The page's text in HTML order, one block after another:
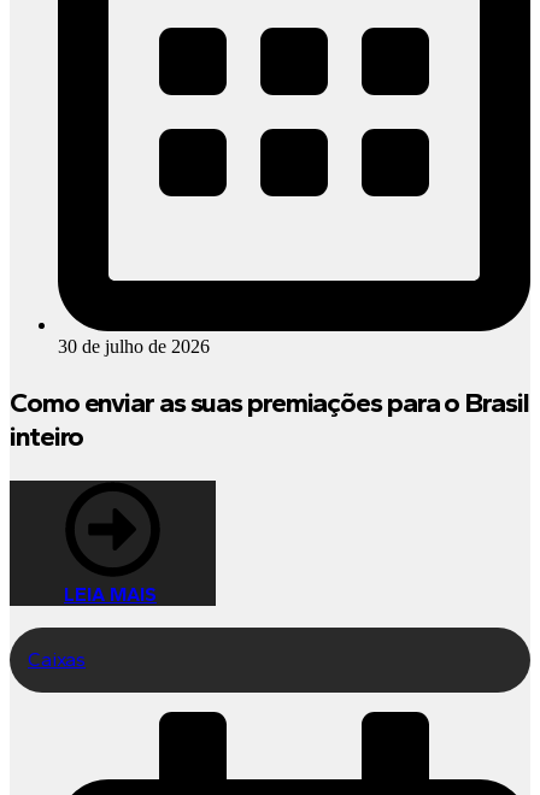
30 de julho de 2026
Como enviar as suas premiações para o Brasil
inteiro
LEIA MAIS
Caixas